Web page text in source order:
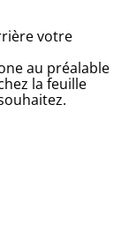
votre
au préalable
la feuille